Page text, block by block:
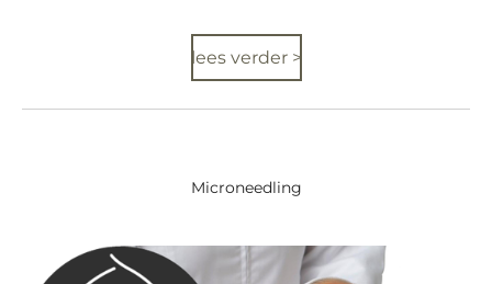
lees verder >
Microneedling